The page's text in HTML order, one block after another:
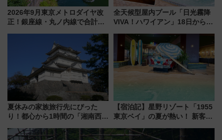
2026年9月東京メトロダイヤ改
正！銀座線・丸ノ内線で合計
全天候型屋内プール「日光霧降
VIVA！ハワイアン」18日から営
ァミリーから大人まで幅広い世
代が一日中楽しる夏のリゾート
を楽しんで
夏休みの家族旅行先にぴった
り！都心から1時間の「湘南西エ
島とは異なる魅力を持つ今夏の
【宿泊記】星野リゾート「1955
東京ベイ」の夏が熱い！ 新客室
メリカングルメ＆絶品スイーツ